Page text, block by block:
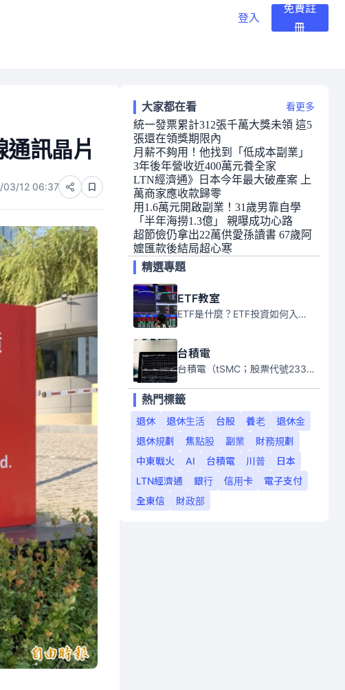
登入
免費註
冊
訊晶片
03/12 06:37
大家都在看 看更多
統一發票累計312張千萬大獎未領 這5
張還在領獎期限內
月薪不夠用！他找到「低成本副業」
3年後年營收近400萬元養全家
LTN經濟通》日本今年最大破產案 上
萬商家應收款歸零
用1.6萬元開啟副業！31歲男靠自學
「半年海撈1.3億」 親曝成功心路
超節儉仍拿出22萬供愛孫讀書 67歲阿
嬤匯款後結局超心寒
精選專題
ETF教室
ETF是什麼？ETF投資如何入門？本系列專題文章將會告訴你新手必須知道的ETF基礎知識。
台積電
台積電（tSMC；股票代號2330）是全球領先的半導體代工公司，成立於1987年，總部位於台灣新竹。且已於美國、日本、德國及中國設廠，台積電是全球首家專業積體電路製造服務公司，也是全球最先進和最大規模的半導體代工廠。
熱門標籤
退休
退休生活 台股 養老
退休金
退休規劃
焦點股 副業
財務規劃
中東戰火
AI 台積電 川普
日本
LTN經濟通
銀行 信用卡
電子支付
全東信
財政部